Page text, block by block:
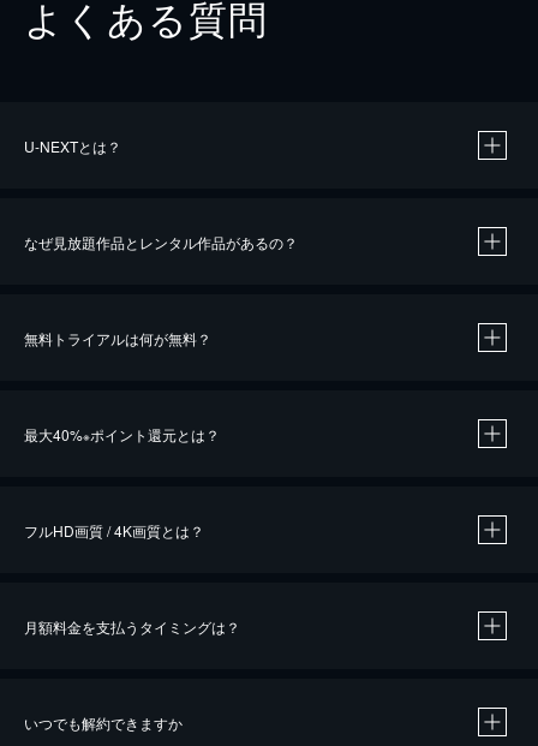
よくある質問
U-NEXTとは？
なぜ見放題作品とレンタル作品があるの？
無料トライアルは何が無料？
最大40%※ポイント還元とは？
※40％ポイント還元の対象は、クレジットカード決済による作品の購入 / レンタルです。
フルHD画質 / 4K画質とは？
月額料金を支払うタイミングは？
いつでも解約できますか